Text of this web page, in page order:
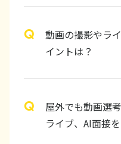
動画の撮影やラ
イントは？
屋外でも動画選
ライブ、AI面接